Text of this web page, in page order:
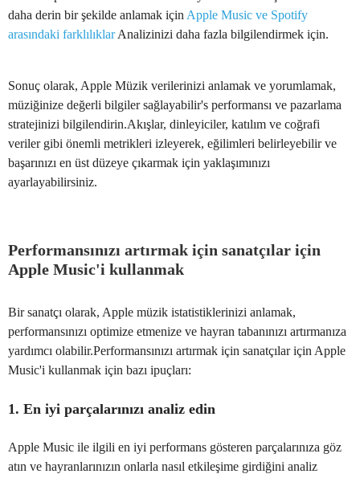
daha derin bir şekilde anlamak için Apple Music ve Spotify
arasındaki farklılıklarAnalizinizi daha fazla bilgilendirmek için.
Sonuç olarak, Apple Müzik verilerinizi anlamak ve yorumlamak,
müziğinize değerli bilgiler sağlayabilir's performansı ve pazarlama
stratejinizi bilgilendirin.Akışlar, dinleyiciler, katılım ve coğrafi
veriler gibi önemli metrikleri izleyerek, eğilimleri belirleyebilir ve
başarınızı en üst düzeye çıkarmak için yaklaşımınızı
ayarlayabilirsiniz.
Performansınızı artırmak için sanatçılar için
Apple Music'i kullanmak
Bir sanatçı olarak, Apple müzik istatistiklerinizi anlamak,
performansınızı optimize etmenize ve hayran tabanınızı artırmanıza
yardımcı olabilir.Performansınızı artırmak için sanatçılar için Apple
Music'i kullanmak için bazı ipuçları:
1. En iyi parçalarınızı analiz edin
Apple Music ile ilgili en iyi performans gösteren parçalarınıza göz
atın ve hayranlarınızın onlarla nasıl etkileşime girdiğini analiz